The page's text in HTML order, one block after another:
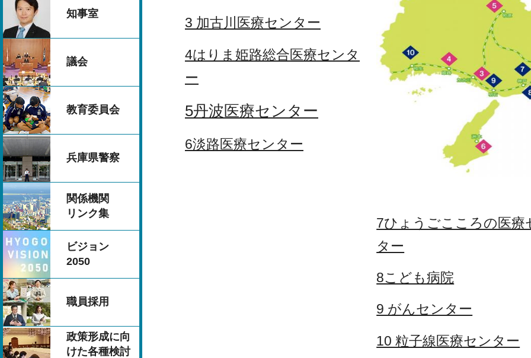
知事室
議会
教育委員会
兵庫県警察
関係機関
リンク集
ビジョン
2050
職員採用
政策形成に向
けた各種検討
3 加古川医療センター
4はりま姫路総合医療センタ
ー
5丹波医療センター
6淡路医療センター
7ひょうごこころの医療
ター
8こども病院
9 がんセンター
10 粒子線医療センター